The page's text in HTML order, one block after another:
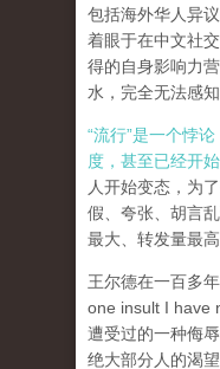
包括海外华人异
着眼于在中文社
得的自身影响力
水，完全无法感
“流行”是一个悖
度，甚至已经开
人开始变态，为
假、夸张、胡言
最大、转发量最
王尔德在一百多
one insult I have
遭受过的一种侮
绝大部分人的渴望